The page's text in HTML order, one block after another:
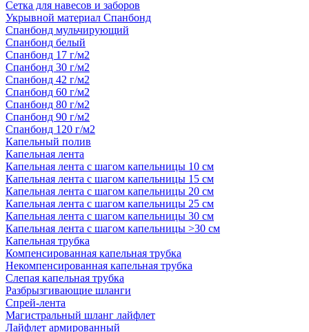
Сетка для навесов и заборов
Укрывной материал Спанбонд
Спанбонд мульчирующий
Спанбонд белый
Спанбонд 17 г/м2
Спанбонд 30 г/м2
Спанбонд 42 г/м2
Спанбонд 60 г/м2
Спанбонд 80 г/м2
Спанбонд 90 г/м2
Спанбонд 120 г/м2
Капельный полив
Капельная лента
Капельная лента с шагом капельницы 10 см
Капельная лента с шагом капельницы 15 см
Капельная лента с шагом капельницы 20 см
Капельная лента с шагом капельницы 25 см
Капельная лента с шагом капельницы 30 см
Капельная лента с шагом капельницы >30 см
Капельная трубка
Компенсированная капельная трубка
Некомпенсированная капельная трубка
Слепая капельная трубка
Разбрызгивающие шланги
Спрей-лента
Магистральный шланг лайфлет
Лайфлет армированный